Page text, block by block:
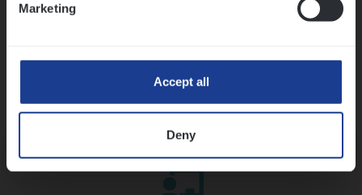
Marketing
Accept all
Deny
Kennismaking met HR